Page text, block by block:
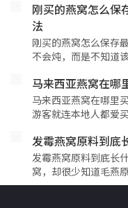
刚买的燕窝怎么保
法
刚买的燕窝怎么保存
不会炖，而是不知道
马来西亚燕窝在哪
马来西亚燕窝在哪里
游客就连本地人都爱
发霉燕窝原料到底
发霉燕窝原料到底长
窝，却很少知道毛燕